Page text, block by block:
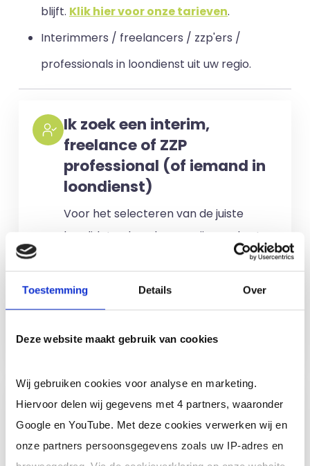
Toestemming Details Over
Deze website maakt gebruik van cookies
Wij gebruiken cookies voor analyse en marketing.
Hiervoor delen wij gegevens met 4 partners, waaronder
Google en YouTube. Met deze cookies verwerken wij en
onze partners persoonsgegevens zoals uw IP-adres en
blijft. Klik hier voor onze tarieven.
Interimmers / freelancers / zzp'ers /
professionals in loondienst uit uw regio.
Ik zoek een interim,
freelance of ZZP
professional (of iemand in
loondienst)
Voor het selecteren van de juiste
kandidaten berekenen wij geen kosten.
Kosten worden
voor u aan de slag gaat.
Meer informatie
Ik ben een interim,
freelance of ZZP
professional (of ik wil in
loondienst)